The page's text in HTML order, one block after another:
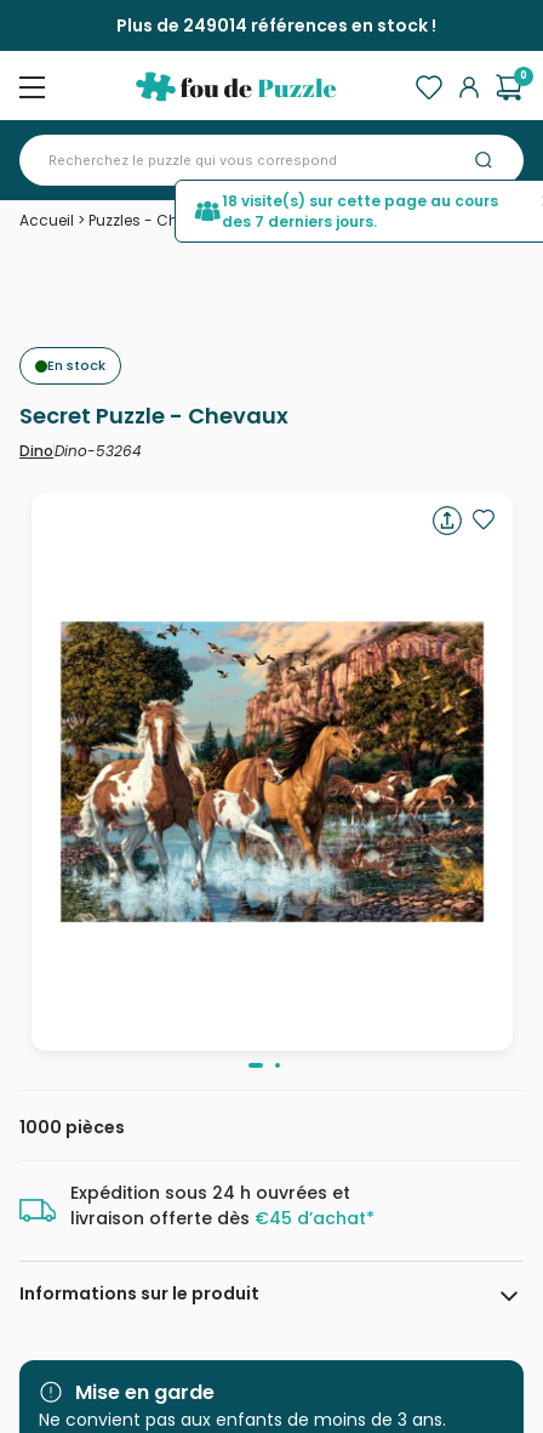
Plus de 249014 références en stock !
0
Accueil > Puzzles - Chevaux >Secret Puzzle - Chevaux
En stock
Secret Puzzle - Chevaux
DinoDino-53264
1000 pièces
Expédition sous 24 h ouvrées et
livraison offerte dès €45 d’achat*
Informations sur le produit
Marque Dino
Catégorie Puzzles - Chevaux
Mise en garde
Ne convient pas aux enfants de moins de 3 ans.
18 visite(s) sur cette page au cours
des 7 derniers jours.